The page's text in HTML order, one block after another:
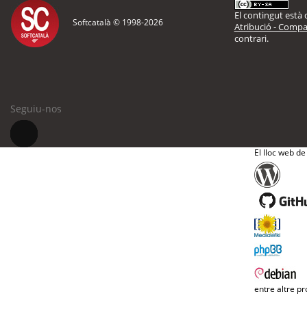
Softcatalà © 1998-2026
El contingut està
Atribució -
contrari.
Seguiu-nos
El lloc web
entre altre